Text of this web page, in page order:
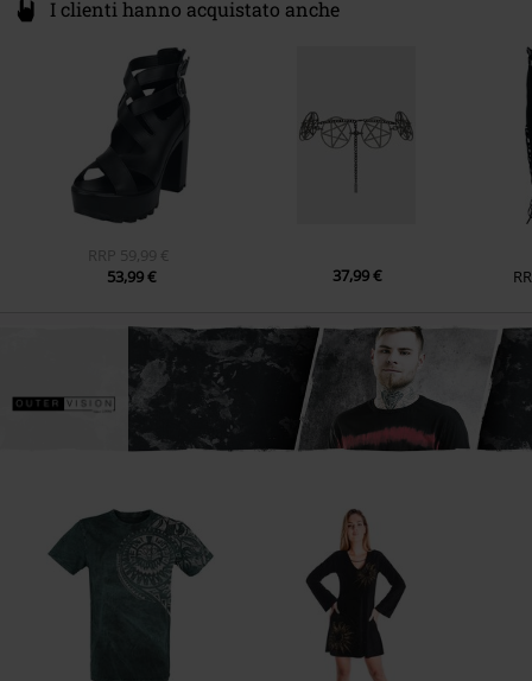
I clienti hanno acquistato anche
RRP 59,99 €
53,99 €
37,99 €